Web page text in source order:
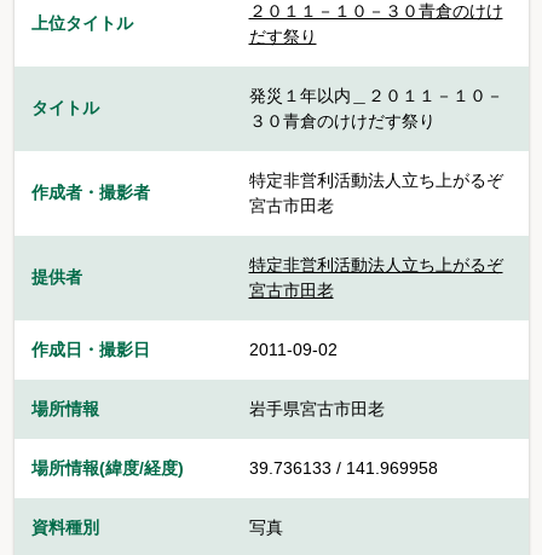
上位タイトル
２０１１－１０－３０青倉のけけ
だす祭り
タイトル
発災１年以内＿２０１１－１０－
３０青倉のけけだす祭り
作成者・撮影者
特定非営利活動法人立ち上がるぞ
宮古市田老
提供者
特定非営利活動法人立ち上がるぞ
宮古市田老
作成日・撮影日 2011-09-02
場所情報 岩手県宮古市田老
場所情報(緯度/経度) 39.736133 / 141.969958
資料種別 写真